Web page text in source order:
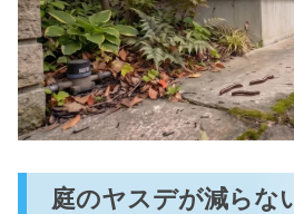
庭のヤスデが減らな